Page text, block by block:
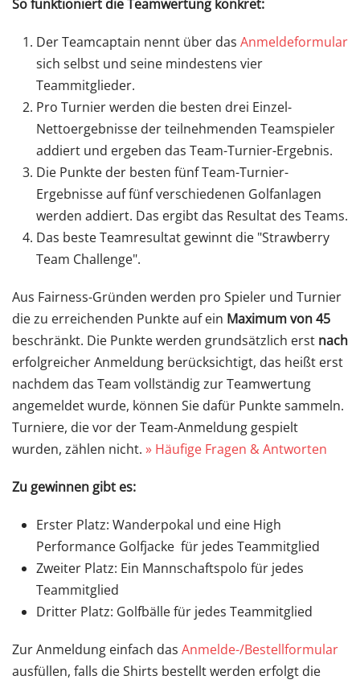
So funktioniert die Teamwertung konkret:
Der Teamcaptain nennt über das Anmeldeformular
sich selbst und seine mindestens vier
Teammitglieder.
Pro Turnier werden die besten drei Einzel-
Nettoergebnisse der teilnehmenden Teamspieler
addiert und ergeben das Team-Turnier-Ergebnis.
Die Punkte der besten fünf Team-Turnier-
Ergebnisse auf fünf verschiedenen Golfanlagen
werden addiert. Das ergibt das Resultat des Teams.
Das beste Teamresultat gewinnt die "Strawberry
Team Challenge".
Aus Fairness-Gründen werden pro Spieler und Turnier
die zu erreichenden Punkte auf ein Maximum von 45
beschränkt. Die Punkte werden grundsätzlich erst nach
erfolgreicher Anmeldung berücksichtigt, das heißt erst
nachdem das Team vollständig zur Teamwertung
angemeldet wurde, können Sie dafür Punkte sammeln.
Turniere, die vor der Team-Anmeldung gespielt
wurden, zählen nicht. » Häufige Fragen & Antworten
Zu gewinnen gibt es:
Erster Platz: Wanderpokal und eine High
Performance Golfjacke für jedes Teammitglied
Zweiter Platz: Ein Mannschaftspolo für jedes
Teammitglied
Dritter Platz: Golfbälle für jedes Teammitglied
Zur Anmeldung einfach das Anmelde-/Bestellformular
ausfüllen, falls die Shirts bestellt werden erfolgt die